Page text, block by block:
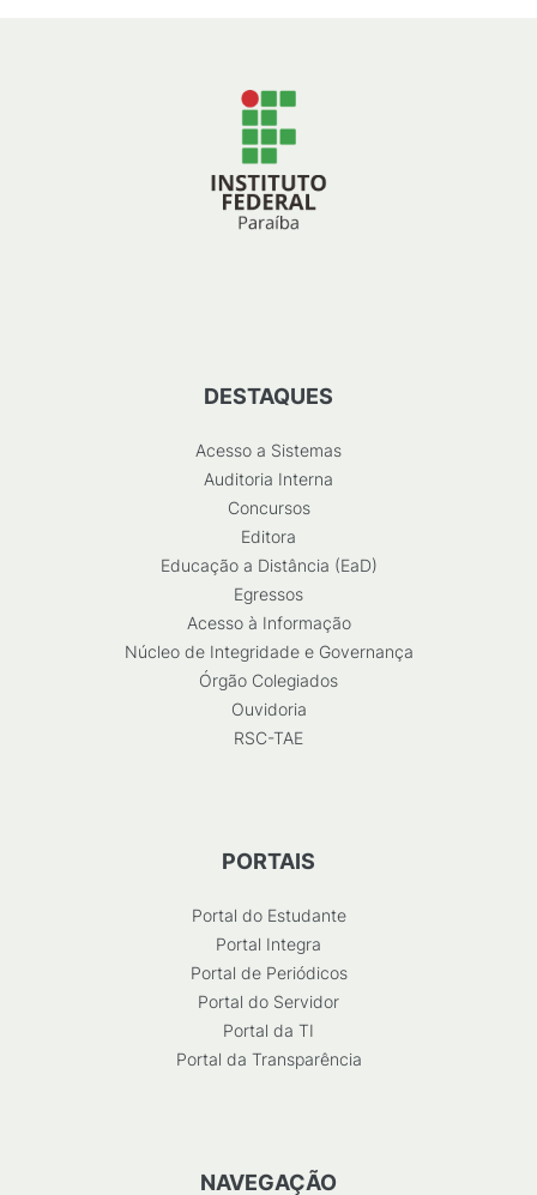
DESTAQUES
Acesso a Sistemas
Auditoria Interna
Concursos
Editora
Educação a Distância (EaD)
Egressos
Acesso à Informação
Núcleo de Integridade e Governança
Órgão Colegiados
Ouvidoria
RSC-TAE
PORTAIS
Portal do Estudante
Portal Integra
Portal de Periódicos
Portal do Servidor
Portal da TI
Portal da Transparência
NAVEGAÇÃO